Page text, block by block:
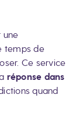
une
temps de
Ce service
réponse dans
quand